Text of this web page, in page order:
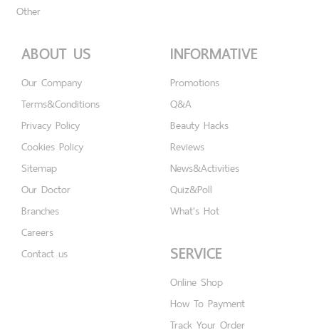
Other
ABOUT US
Our Company
Terms&Conditions
Privacy Policy
Cookies Policy
Sitemap
Our Doctor
Branches
Careers
Contact us
INFORMATIVE
Promotions
Q&A
Beauty Hacks
Reviews
News&Activities
Quiz&Poll
What's Hot
SERVICE
Online Shop
How To Payment
Track Your Order